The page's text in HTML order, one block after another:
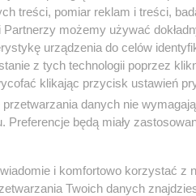
czy wszystkie elementy
się, że podłoga
po przycięciu
ich przyklejania.
treści, pomiar reklam i treści,
możemy używać
urządzenia do celów
z tych technologii poprzez
klikając przycisk ustawień
przetwarzania danych nie
będą miały
i komfortowo korzystać z
Twoich danych